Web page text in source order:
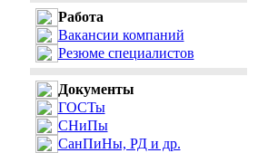
Работа
Вакансии компаний
Резюме специалистов
Документы
ГОСТы
СНиПы
СанПиНы, РД и др.